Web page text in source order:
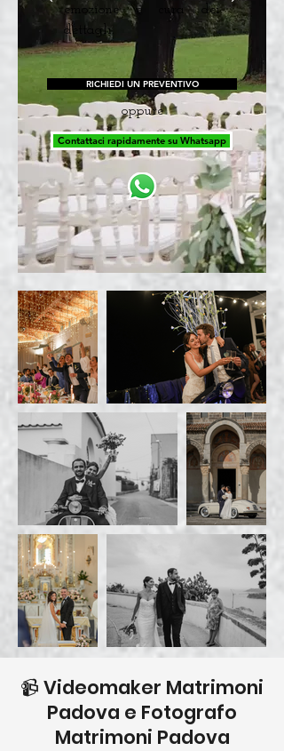
emozione e cura dei
dettagli.
RICHIEDI UN PREVENTIVO
oppure
Contattaci rapidamente su Whatsapp
📹 Videomaker Matrimoni
Padova e Fotografo
Matrimoni Padova